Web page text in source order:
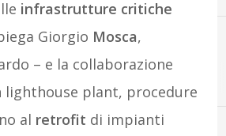
infrastrutture critiche
Giorgio Mosca,
– e la collaborazione
lighthouse plant, procedure
al retrofit di impianti
A Ansaldo Energia